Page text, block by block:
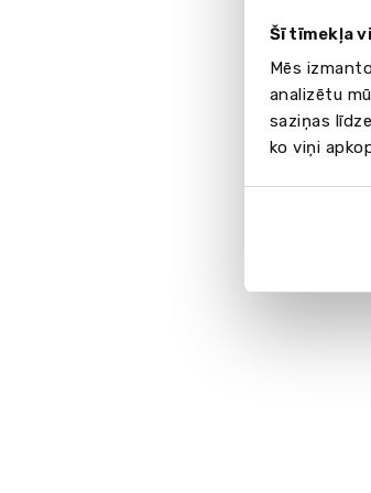
Šī tīmekļa
Mēs
analizētu
saziņas
ko viņi